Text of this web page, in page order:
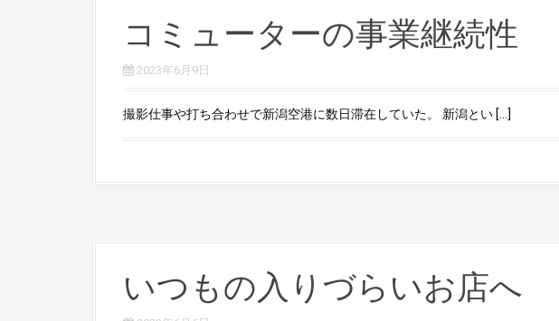
コミューターの事業継続性
2023年6月9日
撮影仕事や打ち合わせで新潟空港に数日滞在していた。 新潟とい […]
いつもの入りづらいお店へ